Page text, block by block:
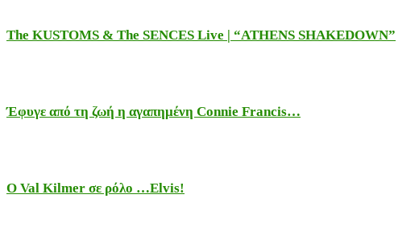
The KUSTOMS & The SENCES Live | “ATHENS SHAKEDOWN”
Έφυγε από τη ζωή η αγαπημένη Connie Francis…
Ο Val Kilmer σε ρόλο …Elvis!